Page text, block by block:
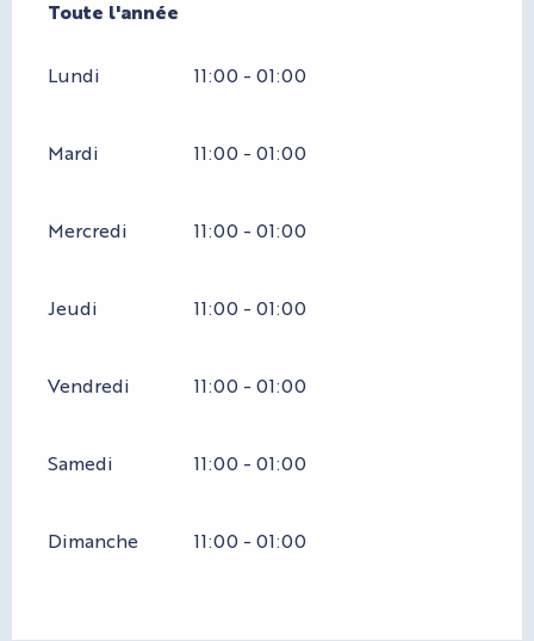
Toute l'année
Toute l'année
Lundi 11:00 - 01:00
Mardi 11:00 - 01:00
Mercredi 11:00 - 01:00
Jeudi 11:00 - 01:00
Vendredi 11:00 - 01:00
Samedi 11:00 - 01:00
Dimanche 11:00 - 01:00